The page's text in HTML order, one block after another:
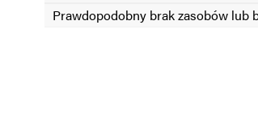
Prawdopodobny brak zasobów lub